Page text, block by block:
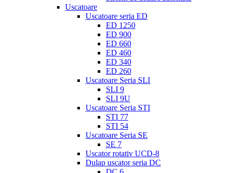
Uscatoare
Uscatoare seria ED
ED 1250
ED 900
ED 660
ED 460
ED 340
ED 260
Uscatoare Seria SLI
SLI 9
SLI 9U
Uscatoare Seria STI
STI 77
STI 54
Uscatoare Seria SE
SE 7
Uscator rotativ UCD-8
Dulap uscator seria DC